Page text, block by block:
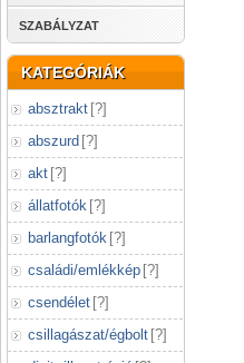
SZABÁLYZAT
KATEGÓRIÁK
absztrakt [?]
abszurd [?]
akt [?]
állatfotók [?]
barlangfotók [?]
családi/emlékkép [?]
csendélet [?]
csillagászat/égbolt [?]